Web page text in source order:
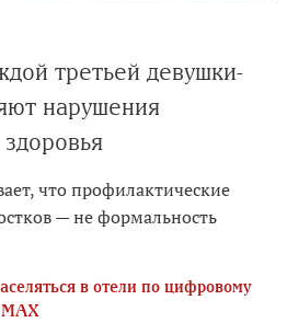
третьей девушки-
нарушения
что профилактические
— не формальность
в отели по цифровому